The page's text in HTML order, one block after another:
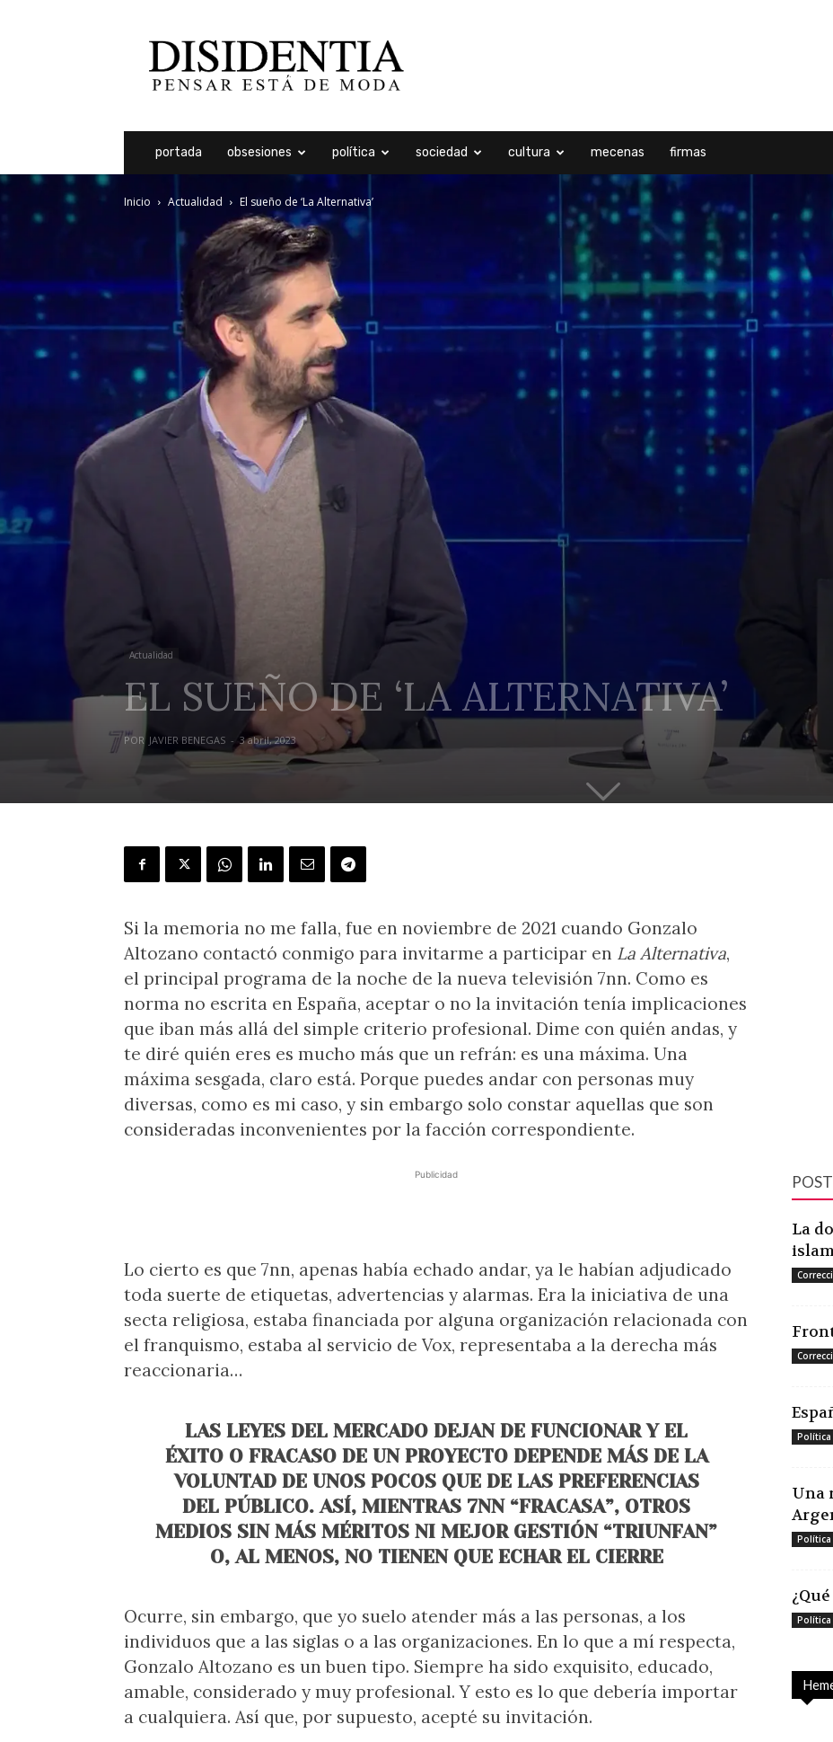
portada obsesiones política sociedad cultura mecenas firmas
Inicio Actualidad El sueño de ‘La Alternativa’
Actualidad
EL SUEÑO DE ‘LA ALTERNATIVA’
POR JAVIER BENEGAS - 3 abril, 2023
Si la memoria no me falla, fue en noviembre de 2021 cuando Gonzalo
Altozano contactó conmigo para invitarme a participar en La Alternativa,
el principal programa de la noche de la nueva televisión 7nn. Como es
norma no escrita en España, aceptar o no la invitación tenía implicaciones
que iban más allá del simple criterio profesional. Dime con quién andas, y
te diré quién eres es mucho más que un refrán: es una máxima. Una
máxima sesgada, claro está. Porque puedes andar con personas muy
diversas, como es mi caso, y sin embargo solo constar aquellas que son
consideradas inconvenientes por la facción correspondiente.
Publicidad
Lo cierto es que 7nn, apenas había echado andar, ya le habían adjudicado
toda suerte de etiquetas, advertencias y alarmas. Era la iniciativa de una
secta religiosa, estaba financiada por alguna organización relacionada con
el franquismo, estaba al servicio de Vox, representaba a la derecha más
reaccionaria…
LAS LEYES DEL MERCADO DEJAN DE FUNCIONAR Y EL
ÉXITO O FRACASO DE UN PROYECTO DEPENDE MÁS DE LA
VOLUNTAD DE UNOS POCOS QUE DE LAS PREFERENCIAS
DEL PÚBLICO. ASÍ, MIENTRAS 7NN “FRACASA”, OTROS
MEDIOS SIN MÁS MÉRITOS NI MEJOR GESTIÓN “TRIUNFAN”
O, AL MENOS, NO TIENEN QUE ECHAR EL CIERRE
Ocurre, sin embargo, que yo suelo atender más a las personas, a los
individuos que a las siglas o a las organizaciones. En lo que a mí respecta,
Gonzalo Altozano es un buen tipo. Siempre ha sido exquisito, educado,
amable, considerado y muy profesional. Y esto es lo que debería importar
a cualquiera. Así que, por supuesto, acepté su invitación.
La
Política
Una
Política
Política